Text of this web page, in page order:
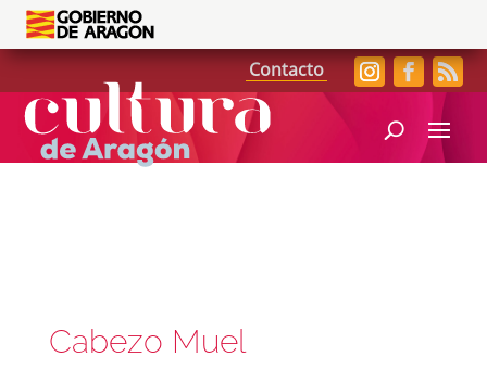
Contacto
Cabezo Muel